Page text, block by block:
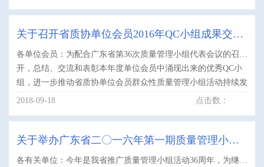
关于召开省质协单位会员2016年QC小组成果交流
会的通知
各单位会员：为配合广东省第36次质量管理小组代表会议的召
开，总结、交流和表彰本年度单位会员中涌现出来的优秀QC小
组，进一步推动省质协单位会员群众性质量管理小组活动持续发
展，省质协会员与现场工作部拟组织单位会员（主要是没有行
2018-09-18 点击数：
关于举办广东省二〇一六年第一期质量管理小组
各有关单位：今年是我省推广质量管理小组活动36周年，为继续